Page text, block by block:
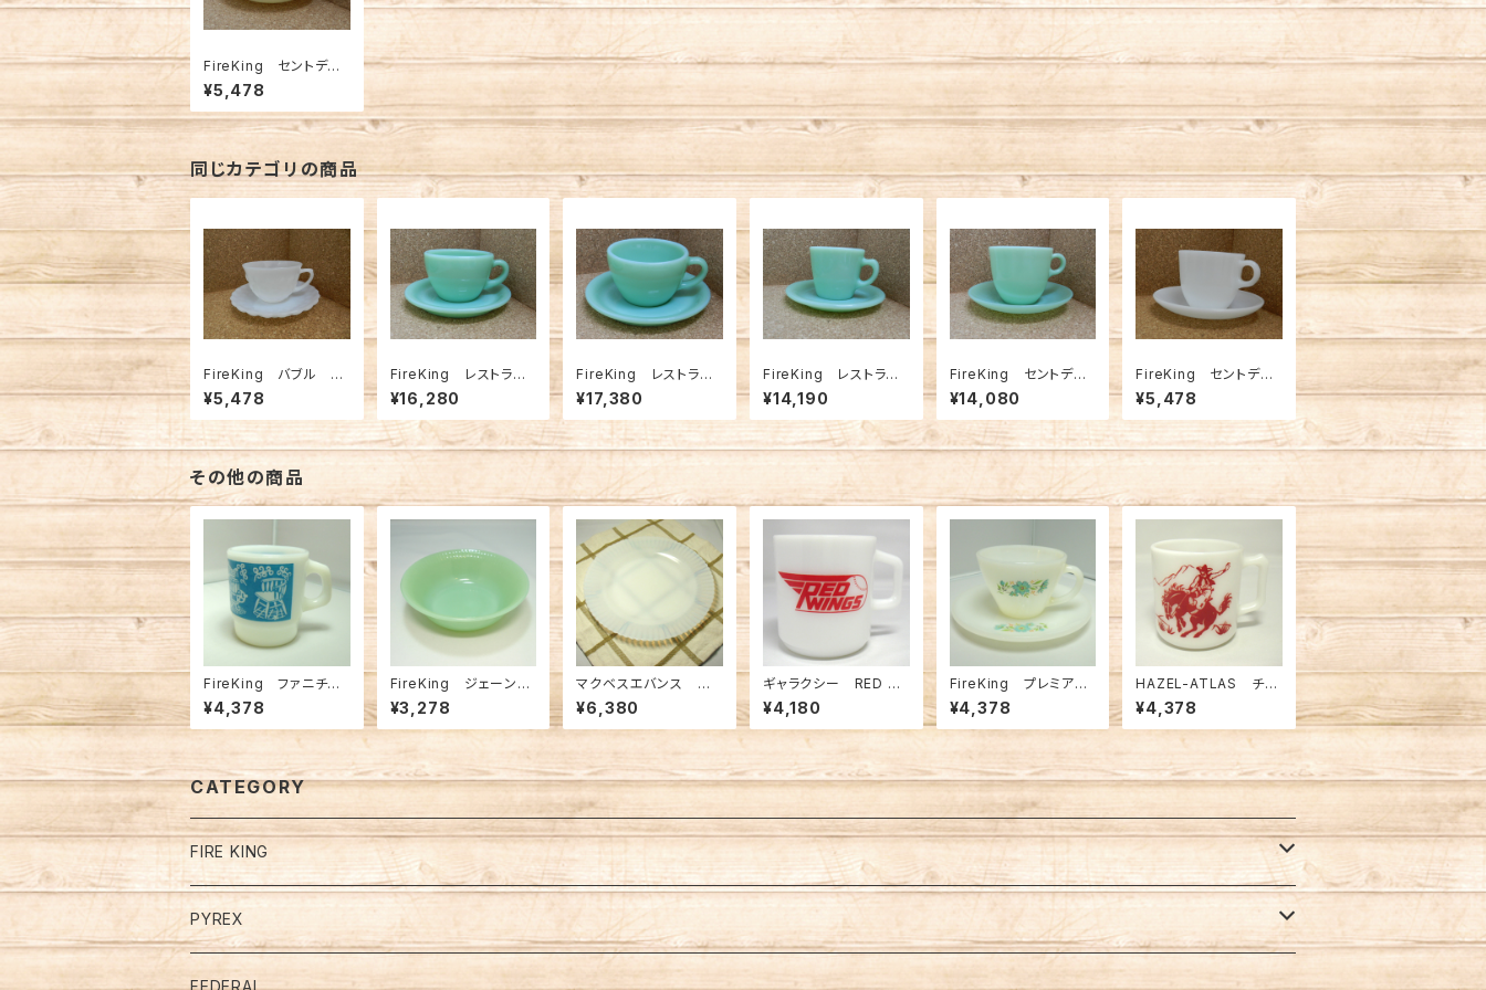
FireKing セントデニ
ス C＆S アイボリー
（FK-12575）
¥5,478
同じカテゴリの商品
FireKing バブル C
＆S 白（FK-12576）
¥5,478
FireKing レストラン
ウエア ジェダイ EXヘ
ビー C＆S（FK-1257
3）
¥16,280
FireKing レストラン
ウエア ジェダイ ナロ
ーリム C＆S（FK-125
72）
¥17,380
FireKing レストラン
ウエア ジェダイ スト
レートC＆S（FK-1257
1）
¥14,190
FireKing セントデニ
ス C＆S ジェダイ（F
K-12574）
¥14,080
FireKing セントデニ
ス C＆S 白（FK-125
70）
¥5,478
その他の商品
FireKing ファニチャ
ー 青（FK-12854）
¥4,378
FireKing ジェーンレ
イ デザートボウル（FK
-10649）
¥3,278
マクベスエバンス ペ
タルウエア ディナープ
レート モナックス（FK
-12130）
¥6,380
ギャラクシー RED WI
NGSマグ（FK-11429）
¥4,180
FireKing プレミアム
シリーズ ボニーブル
ーC＆S（FK-12629）
¥4,378
HAZEL-ATLAS チャ
イルドマグ インディア
ン＆カウボーイ（FK-12
245）
¥4,378
CATEGORY
FIRE KING
Restaurant Ware Mugs
Jade－Ite (ジェダイ）
Mugs
PYREX
デルファイトブルー